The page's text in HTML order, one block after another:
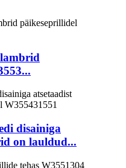
disainiga
on lauldud...